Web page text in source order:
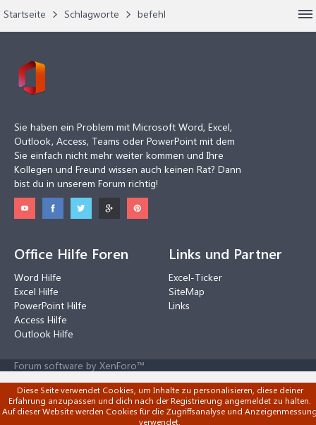
Startseite Schlagworte befehl
Sie haben ein Problem mit Microsoft Word, Excel,
Outlook, Access, Teams oder PowerPoint mit dem
Sie einfach nicht mehr weiter kommen und Ihre
Kollegen und Freund wissen auch keinen Rat? Dann
bist du in unserem Forum richtig!
Office Hilfe Foren
Word Hilfe
Excel Hilfe
PowerPoint Hilfe
Access Hilfe
Outlook Hilfe
Links und Partner
Excel-Ticker
SiteMap
Links
Forum software by XenForo™
Diese Seite verwendet Cookies, um Inhalte zu personalisieren, diese deiner
Erfahrung anzupassen und dich nach der Registrierung angemeldet zu halten.
Auf dieser Website werden Cookies für die Zugriffsanalyse und
verwendet.